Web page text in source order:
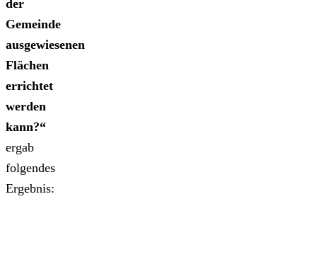
der
Gemeinde
ausgewiesenen
Flächen
errichtet
werden
kann?“
ergab
folgendes
Ergebnis: